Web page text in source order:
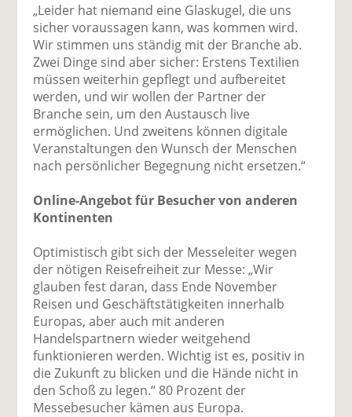
„Leider hat niemand eine Glaskugel, die uns
sicher voraussagen kann, was kommen wird.
Wir stimmen uns ständig mit der Branche ab.
Zwei Dinge sind aber sicher: Erstens Textilien
müssen weiterhin gepflegt und aufbereitet
werden, und wir wollen der Partner der
Branche sein, um den Austausch live
ermöglichen. Und zweitens können digitale
Veranstaltungen den Wunsch der Menschen
nach persönlicher Begegnung nicht ersetzen.“
Online-Angebot für Besucher von anderen
Kontinenten
Optimistisch gibt sich der Messeleiter wegen
der nötigen Reisefreiheit zur Messe: „Wir
glauben fest daran, dass Ende November
Reisen und Geschäftstätigkeiten innerhalb
Europas, aber auch mit anderen
Handelspartnern wieder weitgehend
funktionieren werden. Wichtig ist es, positiv in
die Zukunft zu blicken und die Hände nicht in
den Schoß zu legen.“ 80 Prozent der
Messebesucher kämen aus Europa.